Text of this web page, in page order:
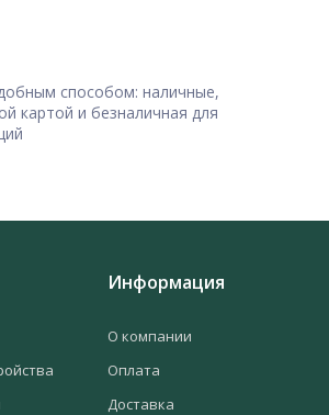
способом: наличные,
картой и безналичная для
Информация
О компании
Оплата
Доставка